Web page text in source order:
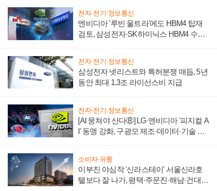
전자·전기·정보통신
엔비디아 '루빈 울트라'에도 HBM4 탑재
검토, 삼성전자·SK하이닉스 HBM4 수율
전자·전기·정보통신
삼성전자 넷리스트와 특허분쟁 매듭, 5년
동안 최대 1.3조 라이선스비 지급
전자·전기·정보통신
[AI 뭉쳐야 산다⑧] LG·엔비디아 '피지컬 A
I' 동맹 강화, 구광모 제조·데이터·기술 결
소비자·유통
이부진 야심작 '신라스테이' 서울신라호
텔보다 잘 나가, 평택·주문진·해남·건대로